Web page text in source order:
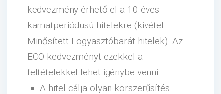
kedvezmény érhető el a 10 éves
kamatperiódusú hitelekre (kivétel
Minősített Fogyasztóbarát hitelek). Az
ECO kedvezményt ezekkel a
feltételekkel lehet igénybe venni:
A hitel célja olyan korszerűsítés